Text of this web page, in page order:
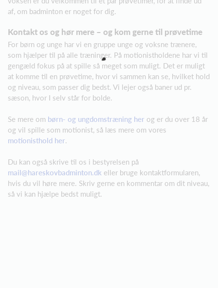
af, om badminton er noget for dig.
Kontakt os og hør mere – og kom gerne til prøvetime
For børn og unge har vi en gruppe unge og voksne trænere,
som hjælper til på alle træninger. På motionistholdene har vi til
gengæld fokus på at spille så meget som muligt. Det er muligt
at komme til en prøvetime, hvor vi sammen kan se, hvilket hold
og niveau, som passer dig bedst. Vi lejer også baner ud pr.
sæson, hvor I selv står for bolde.
Se mere om børn- og ungdomstræning her og er du over 18 år
og vil spille som motionist, så læs mere om vores
motionisthold her.
Du kan også skrive til os i bestyrelsen på
mail@hareskovbadminton.dk eller bruge kontaktformularen,
hvis du vil høre mere. Skriv gerne en kommentar om dit niveau,
så vi kan hjælpe bedst muligt.